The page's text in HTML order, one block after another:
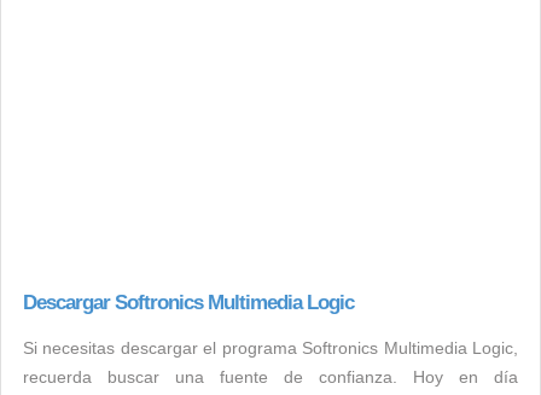
Descargar Softronics Multimedia Logic
Si necesitas descargar el programa Softronics Multimedia Logic,
recuerda buscar una fuente de confianza. Hoy en día